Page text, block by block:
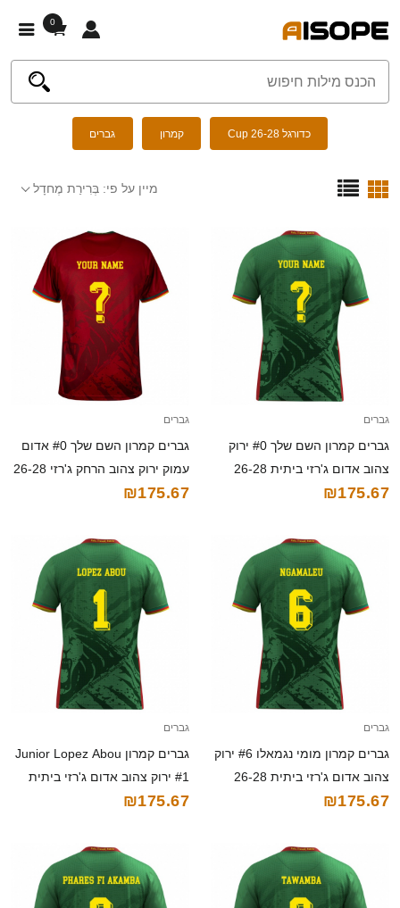
0
כדורגל Cup 26-28 קמרון גברים
מיין על פי: בְּרִירַת מֶחדָל
גברים
גברים קמרון השם שלך #0 ירוק
צהוב אדום ג'רזי ביתית 26-28
חולצה קצרה
₪175.67
גברים
גברים קמרון השם שלך #0 אדום
עמוק ירוק צהוב הרחק ג'רזי 26-28
חולצה קצרה
₪175.67
גברים
גברים קמרון מומי נגמאלו #6 ירוק
צהוב אדום ג'רזי ביתית 26-28
חולצה קצרה
₪175.67
גברים
גברים קמרון Junior Lopez Abou
#1 ירוק צהוב אדום ג'רזי ביתית
26-28 חולצה קצרה
₪175.67